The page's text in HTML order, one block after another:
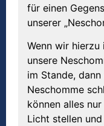
für einen
unserer
Wenn wir
unsere
im Stande,
Neschomme
können alles
Licht stellen